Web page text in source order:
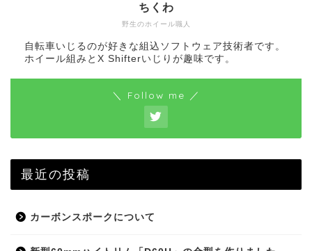
野生のホイール職人
ちくわ
自転車いじるのが好きな組込ソフトウェア技術者です。
ホイール組みとX Shifterいじりが趣味です。
＼ Follow me ／
最近の投稿
カーボンスポークについて